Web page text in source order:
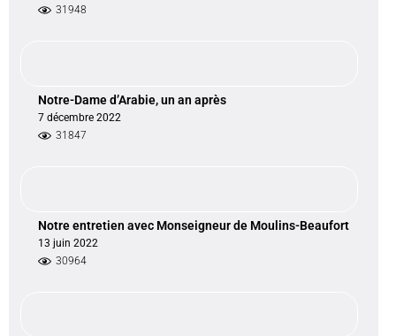
31948
Notre-Dame d’Arabie, un an après
7 décembre 2022
31847
Notre entretien avec Monseigneur de Moulins-Beaufort
13 juin 2022
30964